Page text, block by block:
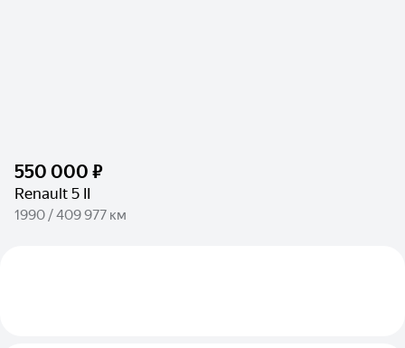
550 000 ₽
Renault 5 II
1990 / 409 977 км